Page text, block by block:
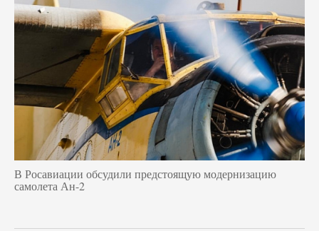
В Росавиации обсудили предстоящую модернизацию
самолета Ан-2